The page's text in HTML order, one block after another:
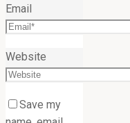
Email
Website
Save my